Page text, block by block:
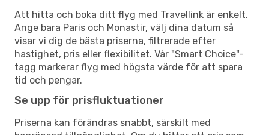
Att hitta och boka ditt flyg med Travellink är enkelt.
Ange bara Paris och Monastir, välj dina datum så
visar vi dig de bästa priserna, filtrerade efter
hastighet, pris eller flexibilitet. Vår "Smart Choice"-
tagg markerar flyg med högsta värde för att spara
tid och pengar.
Se upp för prisfluktuationer
Priserna kan förändras snabbt, särskilt med